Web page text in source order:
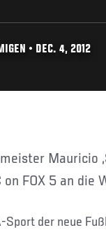
• DEC. 4, 2012
on FOX 5 an die
der neue